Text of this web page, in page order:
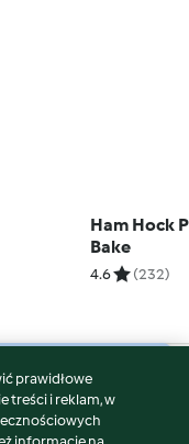
Ham Hock
Bake
4.6 (232)
prawidłowe
treści i reklam, w